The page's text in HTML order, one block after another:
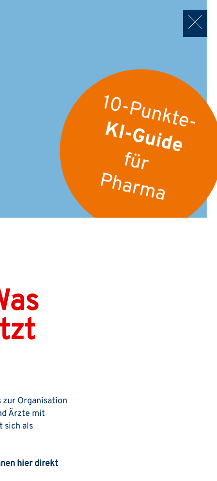
Organisation
Ärzte mit
sich als
hier direkt